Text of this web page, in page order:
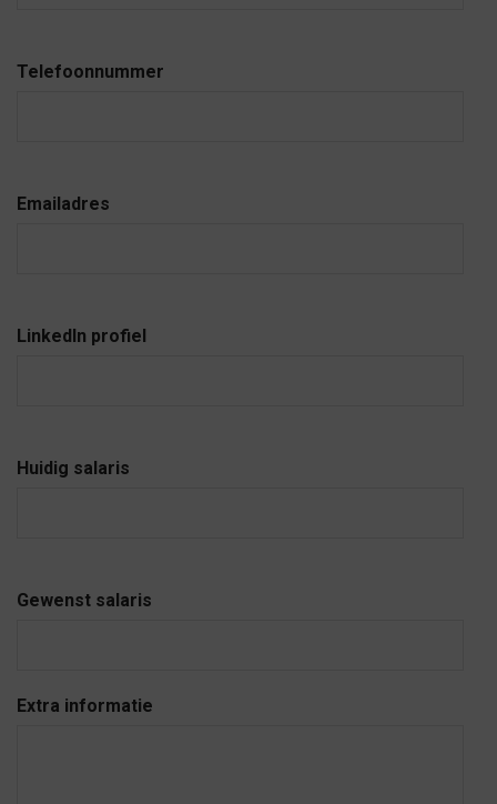
Telefoonnummer
Emailadres
LinkedIn profiel
Huidig salaris
Gewenst salaris
Extra informatie